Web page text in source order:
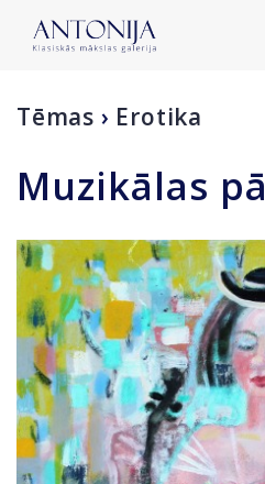
Tēmas › Erotika
Muzikālas